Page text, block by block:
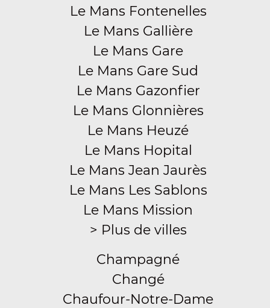
Le Mans Fontenelles
Le Mans Gallière
Le Mans Gare
Le Mans Gare Sud
Le Mans Gazonfier
Le Mans Glonnières
Le Mans Heuzé
Le Mans Hopital
Le Mans Jean Jaurès
Le Mans Les Sablons
Le Mans Mission
> Plus de villes
Champagné
Changé
Chaufour-Notre-Dame